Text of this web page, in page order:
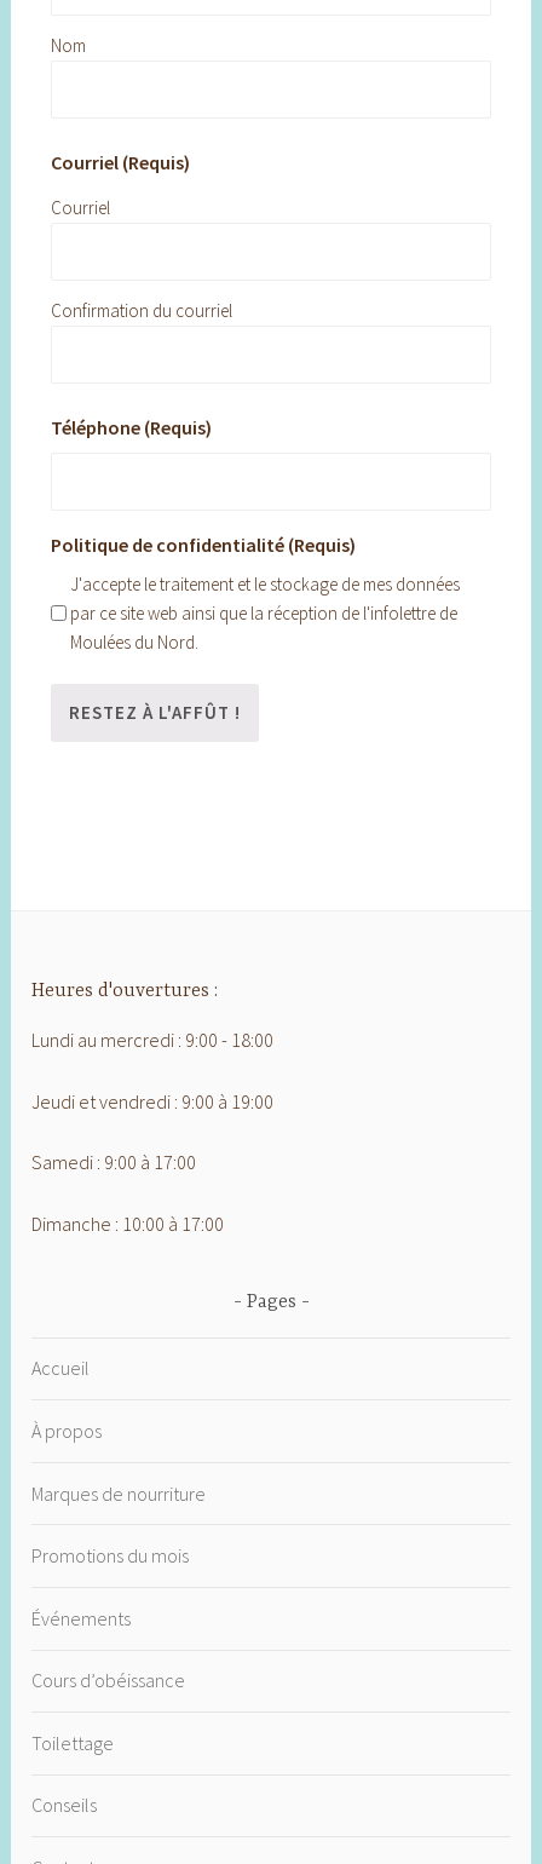
Nom
Courriel (Requis)
Courriel
Confirmation du courriel
Téléphone (Requis)
Politique de confidentialité (Requis)
J'accepte le traitement et le stockage de mes données
par ce site web ainsi que la réception de l'infolettre de
Moulées du Nord.
Heures d'ouvertures :
Lundi au mercredi : 9:00 - 18:00
Jeudi et vendredi : 9:00 à 19:00
Samedi : 9:00 à 17:00
Dimanche : 10:00 à 17:00
Pages
Accueil
À propos
Marques de nourriture
Promotions du mois
Événements
Cours d’obéissance
Toilettage
Conseils